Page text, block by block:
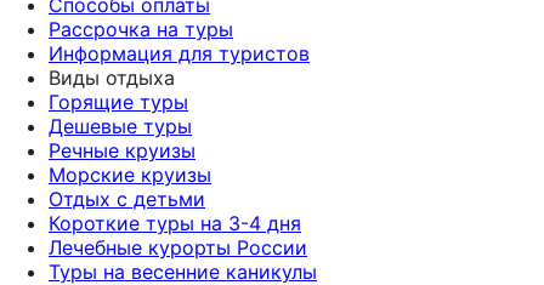
Способы оплаты
Рассрочка на туры
Информация для туристов
Виды отдыха
Горящие туры
Дешевые туры
Речные круизы
Морские круизы
Отдых с детьми
Короткие туры на 3-4 дня
Лечебные курорты России
Туры на весенние каникулы